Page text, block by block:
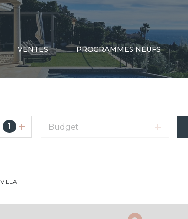
VENTES PROGRAMMES NEUFS
1 Budget
VILLA